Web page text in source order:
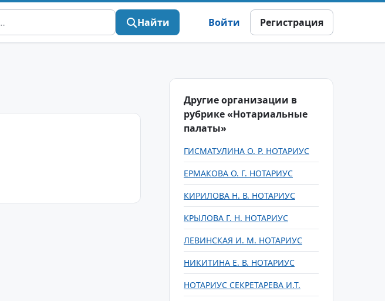
Найти Войти Регистрация
Другие организации в
рубрике «Нотариальные
палаты»
ГИСМАТУЛИНА О. Р. НОТАРИУС
ЕРМАКОВА О. Г. НОТАРИУС
КИРИЛОВА Н. В. НОТАРИУС
КРЫЛОВА Г. Н. НОТАРИУС
ЛЕВИНСКАЯ И. М. НОТАРИУС
НИКИТИНА Е. В. НОТАРИУС
НОТАРИУС СЕКРЕТАРЕВА И.Т.